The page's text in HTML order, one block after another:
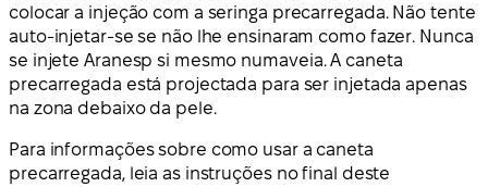
colocar a injeção com a seringa precarregada. Não tente
auto-injetar-se se não lhe ensinaram como fazer. Nunca
se injete Aranesp si mesmo numaveia. A caneta
precarregada está projectada para ser injetada apenas
na zona debaixo da pele.
Para informações sobre como usar a caneta
precarregada, leia as instruções no final deste